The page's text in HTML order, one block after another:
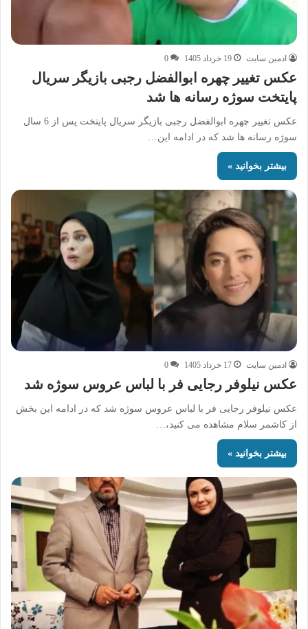
ادمین سایت 19 خرداد 1405 0
عکس تغییر چهره ابوالفضل رجبی بازیگر سریال
پایتخت سوژه رسانه ها شد
عکس تغییر چهره ابوالفضل رجبی بازیگر سریال پایتخت پس از 6 سال
سوژه رسانه ها شد که در ادامه این…
بیشتر بخوانید »
ادمین سایت 17 خرداد 1405 0
عکس نیلوفر رجایی‌ فر با لباس عروس سوژه شد
عکس نیلوفر رجایی‌ فر با لباس عروس سوژه شد که در ادامه این بخش
از کاشمر سلام مشاهده می کنید،…
بیشتر بخوانید »